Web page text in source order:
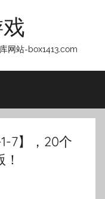
网站-box1413.com
7】，20个